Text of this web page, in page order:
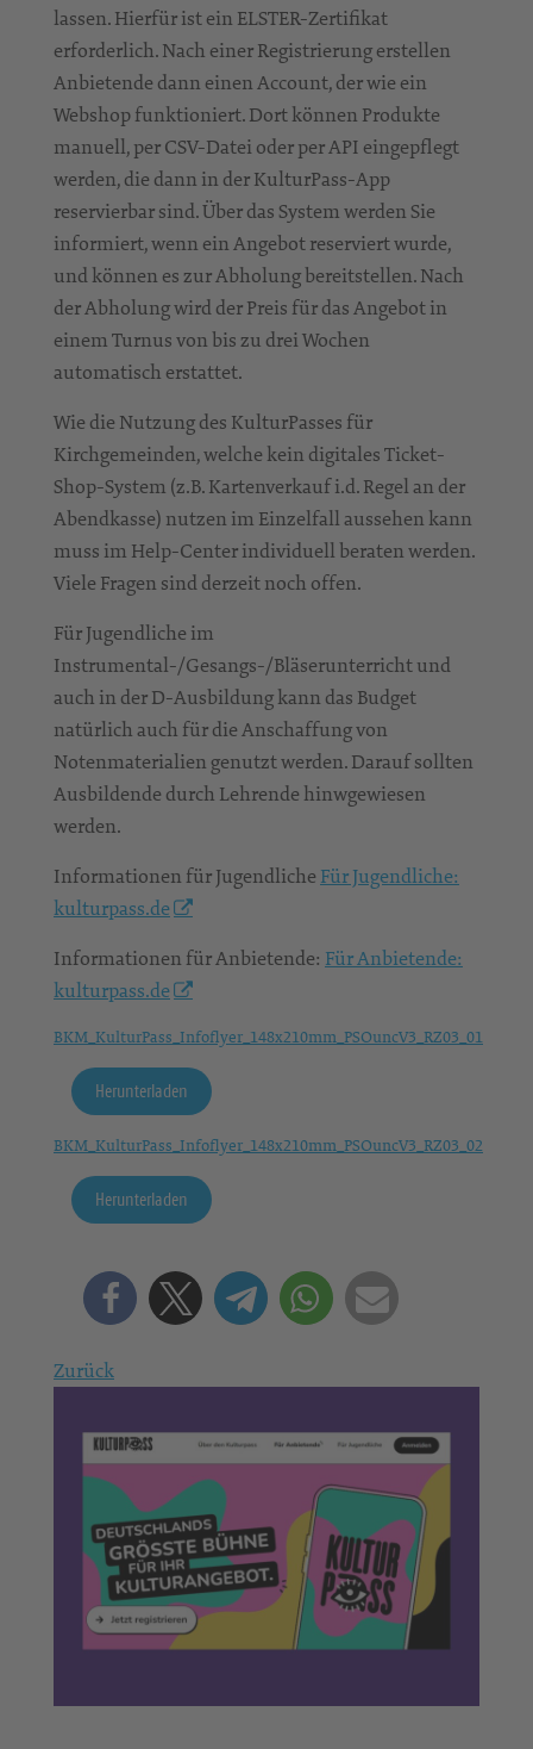
lassen. Hierfür ist ein ELSTER-Zertifikat
erforderlich. Nach einer Registrierung erstellen
Anbietende dann einen Account, der wie ein
Webshop funktioniert. Dort können Produkte
manuell, per CSV-Datei oder per API eingepflegt
werden, die dann in der KulturPass-App
reservierbar sind. Über das System werden Sie
informiert, wenn ein Angebot reserviert wurde,
und können es zur Abholung bereitstellen. Nach
der Abholung wird der Preis für das Angebot in
einem Turnus von bis zu drei Wochen
automatisch erstattet.
Wie die Nutzung des KulturPasses für
Kirchgemeinden, welche kein digitales Ticket-
Shop-System (z.B. Kartenverkauf i.d. Regel an der
Abendkasse) nutzen im Einzelfall aussehen kann
muss im Help-Center individuell beraten werden.
Viele Fragen sind derzeit noch offen.
Für Jugendliche im
Instrumental-/Gesangs-/Bläserunterricht und
auch in der D-Ausbildung kann das Budget
natürlich auch für die Anschaffung von
Notenmaterialien genutzt werden. Darauf sollten
Ausbildende durch Lehrende hinwgewiesen
werden.
Informationen für Jugendliche Für Jugendliche:
kulturpass.de
Informationen für Anbietende: Für Anbietende:
kulturpass.de
BKM_KulturPass_Infoflyer_148x210mm_PSOuncV3_RZ03_01
Herunterladen
BKM_KulturPass_Infoflyer_148x210mm_PSOuncV3_RZ03_02
Herunterladen
Zurück